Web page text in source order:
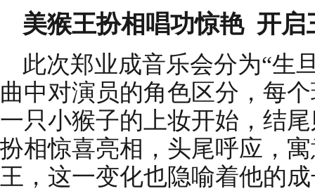
美猴王扮相唱功惊艳 开启
此次郑业成音乐会分为“生
曲中对演员的角色区分，每
一只小猴子的上妆开始，结
扮相惊喜亮相，头尾呼应，
王，这一变化也隐喻着他的